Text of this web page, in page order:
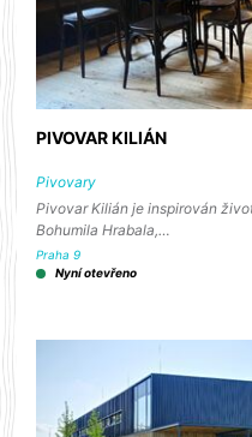
PIVOVAR KILIÁN
Pivovary
Pivovar Kilián je inspirován
Bohumila Hrabala,…
Praha 9
Nyní otevřeno